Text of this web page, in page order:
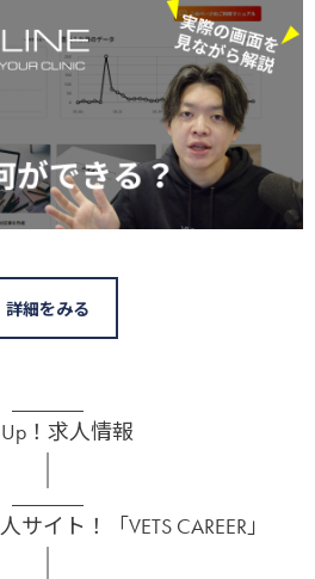
詳細をみる
Up！求人情報
イト！「VETS CAREER」